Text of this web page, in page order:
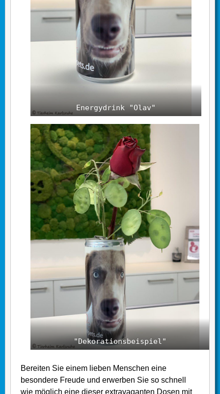
Energydrink "Olav"
"Dekorationsbeispiel"
Bereiten Sie einem lieben Menschen eine
besondere Freude und erwerben Sie so schnell
wie möglich eine dieser extravaganten Dosen mit